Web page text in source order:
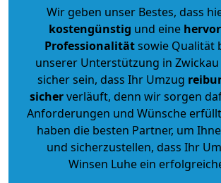
Wir geben unser Bestes, dass
kostengünstig und eine
Professionalitätsowie Qualität
unserer Unterstützung in Zwickau
sicher sein, dass Ihr Umzug
sicherverläuft, denn wir sorgen
Anforderungen und Wünsche
haben die besten Partner, um
und sicherzustellen, dass Ihr
Winsen Luhe ein